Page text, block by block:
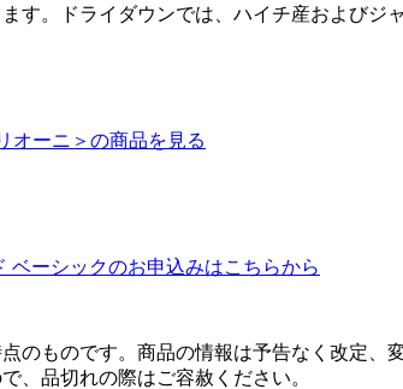
す。ドライダウンでは、ハイチ産および
オーニ＞の商品を見る
ベーシックのお申込みはこちらから
のものです。商品の情報は予告なく改定、
、品切れの際はご容赦ください。